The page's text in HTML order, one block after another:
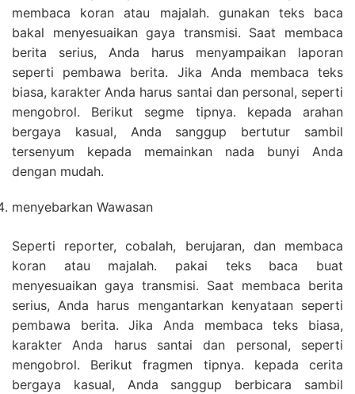
membaca koran atau majalah. gunakan teks baca
bakal menyesuaikan gaya transmisi. Saat membaca
berita serius, Anda harus menyampaikan laporan
seperti pembawa berita. Jika Anda membaca teks
biasa, karakter Anda harus santai dan personal, seperti
mengobrol. Berikut segme tipnya. kepada arahan
bergaya kasual, Anda sanggup bertutur sambil
tersenyum kepada memainkan nada bunyi Anda
dengan mudah.
menyebarkan Wawasan
Seperti reporter, cobalah, berujaran, dan membaca
koran atau majalah. pakai teks baca buat
menyesuaikan gaya transmisi. Saat membaca berita
serius, Anda harus mengantarkan kenyataan seperti
pembawa berita. Jika Anda membaca teks biasa,
karakter Anda harus santai dan personal, seperti
mengobrol. Berikut fragmen tipnya. kepada cerita
bergaya kasual, Anda sanggup berbicara sambil